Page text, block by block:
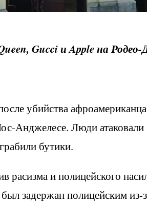
Gucci и Apple на Родео-
убийства афроамериканца
Анджелесе. Люди атаковали
бутики.
и полицейского
задержан полицейским из-